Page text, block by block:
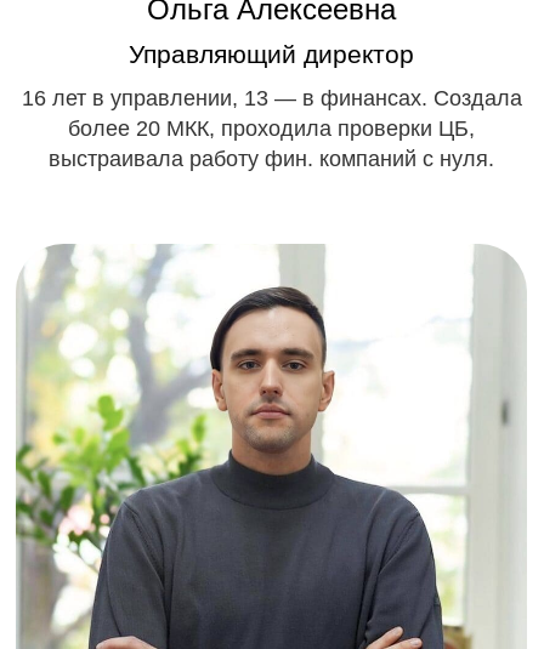
ЦБ.
Заместитель Главного бухгалтера
Екатерина Анатольевна
Прозрачный процесс, чистая история и
полная поддержка
Мы сделали покупку
Финансовой организации
максимальнопростой и
безопасной